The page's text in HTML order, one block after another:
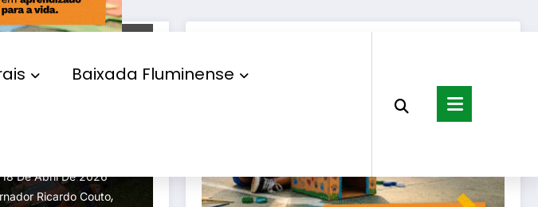
Baixada Fluminense
de
18 De Abril De 2026
Ricardo Couto,